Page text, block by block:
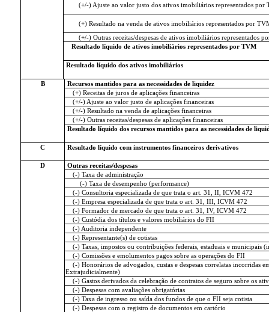
(+/-) Ajuste ao valor justo dos ativos imobiliários representados por
(+) Resultado na venda de ativos imobiliários representados por
(+/-) Outras receitas/despesas de ativos imobiliários representados
Resultado líquido de ativos imobiliários representados por TVM
Resultado líquido dos ativos imobiliários
B
Recursos mantidos para as necessidades de liquidez
(+) Receitas de juros de aplicações financeiras
(+/-) Ajuste ao valor justo de aplicações financeiras
(+/-) Resultado na venda de aplicações financeiras
(+/-) Outras receitas/despesas de aplicações financeiras
Resultado líquido dos recursos mantidos para as necessidades de
C Resultado líquido com instrumentos financeiros derivativos
D
Outras receitas/despesas
(-) Taxa de administração
(-) Taxa de desempenho (performance)
(-) Consultoria especializada de que trata o art. 31, II, ICVM 472
(-) Empresa especializada de que trata o art. 31, III, ICVM 472
(-) Formador de mercado de que trata o art. 31, IV, ICVM 472
(-) Custódia dos títulos e valores mobiliários do FII
(-) Auditoria independente
(-) Representante(s) de cotistas
(-) Taxas, impostos ou contribuições federais, estaduais e municipais
(-) Comissões e emolumentos pagos sobre as operações do FII
(-) Honorários de advogados, custas e despesas correlatas incorridas
Extrajudicialmente)
(-) Gastos derivados da celebração de contratos de seguro sobre os
(-) Despesas com avaliações obrigatórias
(-) Taxa de ingresso ou saída dos fundos de que o FII seja cotista
(-) Despesas com o registro de documentos em cartório